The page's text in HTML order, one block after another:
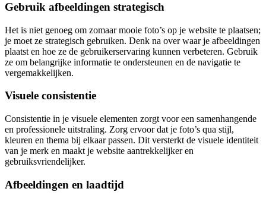
Gebruik afbeeldingen strategisch
Het is niet genoeg om zomaar mooie foto’s op je website te plaatsen;
je moet ze strategisch gebruiken. Denk na over waar je afbeeldingen
plaatst en hoe ze de gebruikerservaring kunnen verbeteren. Gebruik
ze om belangrijke informatie te ondersteunen en de navigatie te
vergemakkelijken.
Visuele consistentie
Consistentie in je visuele elementen zorgt voor een samenhangende
en professionele uitstraling. Zorg ervoor dat je foto’s qua stijl,
kleuren en thema bij elkaar passen. Dit versterkt de visuele identiteit
van je merk en maakt je website aantrekkelijker en
gebruiksvriendelijker.
Afbeeldingen en laadtijd